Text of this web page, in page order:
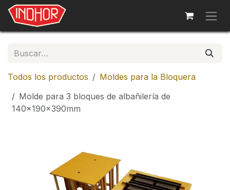
Ir al contenido
Todos los productos
Moldes para la Bloquera
Molde para 3 bloques de albañilería de
140x190x390mm